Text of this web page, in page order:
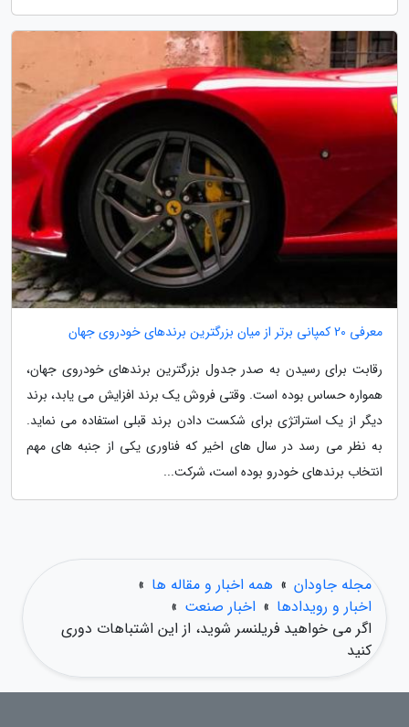
معرفی 20 کمپانی برتر از میان بزرگترین برندهای خودروی جهان
رقابت برای رسیدن به صدر جدول بزرگترین برندهای خودروی جهان،
همواره حساس بوده است. وقتی فروش یک برند افزایش می یابد، برند
دیگر از یک استراتژی برای شکست دادن برند قبلی استفاده می نماید.
به نظر می رسد در سال های اخیر که فناوری یکی از جنبه های مهم
انتخاب برندهای خودرو بوده است، شرکت...
مجله جاودان » همه اخبار و مقاله ها »
اخبار و رویدادها » اخبار صنعت »
اگر می خواهید فریلنسر شوید، از این اشتباهات دوری
کنید